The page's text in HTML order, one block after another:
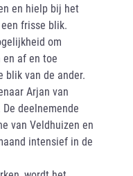
en hielp bij het
frisse blik.
om
af en toe
blik van de ander.
Arjan van
deelnemende
van Veldhuizen en
intensief in de